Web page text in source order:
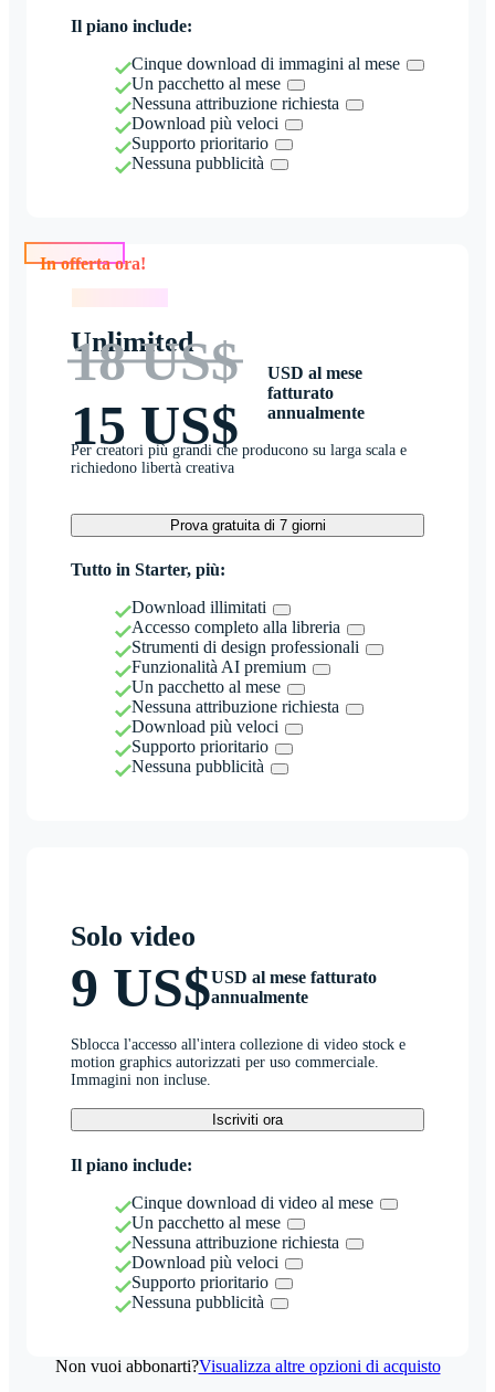
Il piano include:
Cinque download di immagini al mese
Un pacchetto al mese
Nessuna attribuzione richiesta
Download più veloci
Supporto prioritario
Nessuna pubblicità
Unlimited
18 US$
15 US$
USD al mese
fatturato
annualmente
Per creatori più grandi che producono su larga scala e
richiedono libertà creativa
Prova gratuita di 7 giorni
Tutto in Starter, più:
Download illimitati
Accesso completo alla libreria
Strumenti di design professionali
Funzionalità AI premium
Un pacchetto al mese
Nessuna attribuzione richiesta
Download più veloci
Supporto prioritario
Nessuna pubblicità
Solo video
9 US$USD al mese fatturato
annualmente
Sblocca l'accesso all'intera collezione di video stock e
motion graphics autorizzati per uso commerciale.
Immagini non incluse.
Iscriviti ora
Il piano include:
Cinque download di video al mese
Un pacchetto al mese
Nessuna attribuzione richiesta
Download più veloci
Supporto prioritario
Nessuna pubblicità
Non vuoi abbonarti?Visualizza altre opzioni di acquisto